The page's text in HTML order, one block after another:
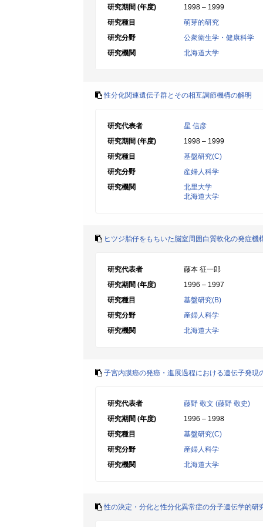
研究期間 (年度)
1998 – 1999
研究種目
萌芽的研究
研究分野
公衆衛生学・健康科学
研究機関
北海道大学
性分化関連遺伝子群とその相互調節機構の解明
研究代表者
星 信彦
研究期間 (年度)
1998 – 1999
研究種目
基盤研究(C)
研究分野
産婦人科学
研究機関
北里大学
北海道大学
ヒツジ胎仔をもちいた脳室周囲白質軟化の発症機
研究代表者
藤本 征一郎
研究期間 (年度)
1996 – 1997
研究種目
基盤研究(B)
研究分野
産婦人科学
研究機関
北海道大学
子宮内膜癌の発癌・進展過程における遺伝子発現
研究代表者
藤野 敬文 (藤野 敬史)
研究期間 (年度)
1996 – 1998
研究種目
基盤研究(C)
研究分野
産婦人科学
研究機関
北海道大学
性の決定・分化と性分化異常症の分子遺伝学的研